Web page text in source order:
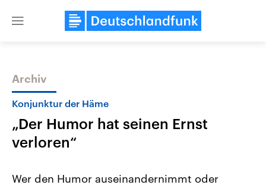
Close
Themen
Archiv
Konjunktur der Häme
„Der Humor hat seinen Ernst
verloren“
Wer den Humor auseinandernimmt oder